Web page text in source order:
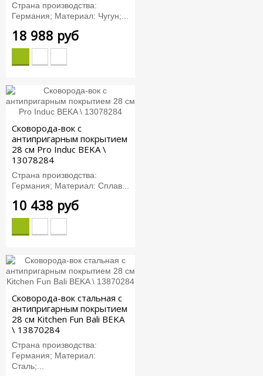
Страна производства:
Германия; Материал: Чугун;...
18 988 руб
Сковорода-вок с
антипригарным покрытием
28 см Pro Induc BEKA \
13078284
Страна производства:
Германия; Материал: Сплав...
10 438 руб
Сковорода-вок стальная с
антипригарным покрытием
28 см Kitchen Fun Bali BEKA
\ 13870284
Страна производства:
Германия; Материал:
Сталь;...